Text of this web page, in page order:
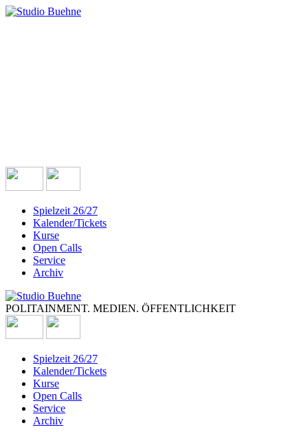
Spielzeit 26/27
Kalender/Tickets
Kurse
Open Calls
Service
Archiv
POLITAINMENT. MEDIEN. ÖFFENTLICHKEIT
Spielzeit 26/27
Kalender/Tickets
Kurse
Open Calls
Service
Archiv